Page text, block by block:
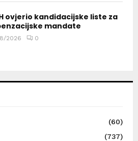
ovjerio kandidacijske liste za
mandate
2026 0
(60)
(737)